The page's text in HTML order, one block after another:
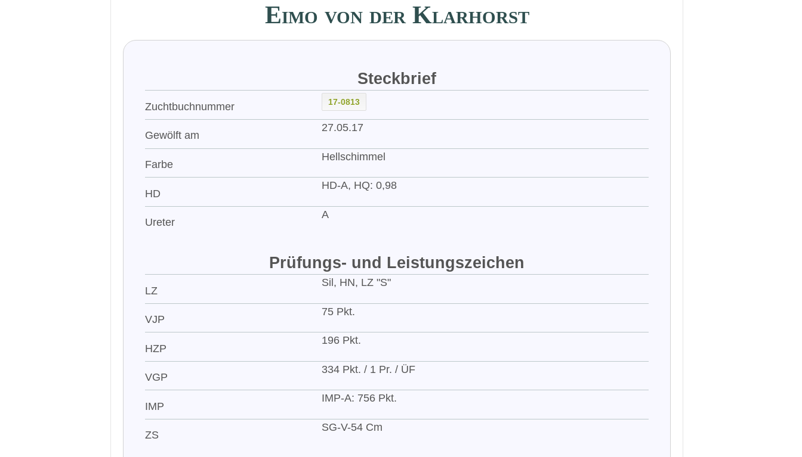
Eimo von der Klarhorst
Steckbrief
Zuchtbuchnummer 17-0813
Gewölft am
27.05.17
Farbe
Hellschimmel
HD
HD-A, HQ: 0,98
Ureter
A
Prüfungs- und Leistungszeichen
LZ
Sil, HN, LZ "S"
VJP
75 Pkt.
HZP
196 Pkt.
VGP
334 Pkt. / 1 Pr. / ÜF
IMP
IMP-A: 756 Pkt.
ZS
SG-V-54 Cm